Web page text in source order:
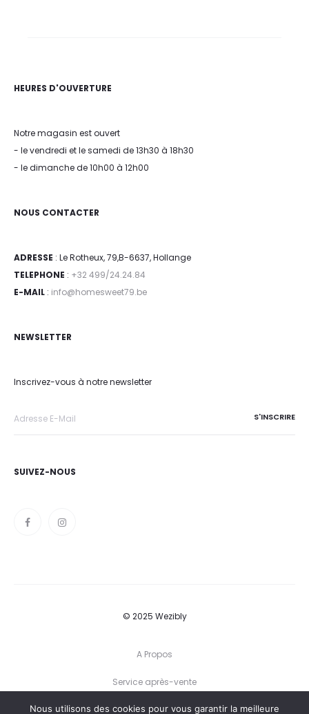
HEURES D'OUVERTURE
Notre magasin est ouvert
- le vendredi et le samedi de 13h30 à 18h30
- le dimanche de 10h00 à 12h00
NOUS CONTACTER
ADRESSE : Le Rotheux, 79,B-6637, Hollange
TELEPHONE : +32 499/24.24.84
E-MAIL : info@homesweet79.be
NEWSLETTER
Inscrivez-vous à notre newsletter
SUIVEZ-NOUS
© 2025 Wezibly
A Propos
Service après-vente
Conditions générales
Nous utilisons des cookies pour vous garantir la meilleure